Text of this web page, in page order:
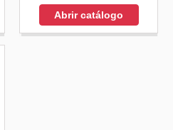
Abrir catálogo